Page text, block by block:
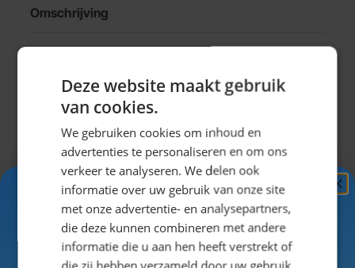
Omschrijving
Dirndl of tiroler jurkje nodig? Dirndl Gabrielle is
samengesteld om garant te staan voor een
supergezellig Oktoberfeestje!
Dirndl jurkje voor het Oktoberfest
De dirndl is het meestgedragen tiroler jurkje op het
Oktoberfest in München. Speciaal voor de
Nederlandse Oktoberfesten en Apres-ski feestjes
hebben wij de dirndl Gabrielle samengesteld. Dit
tiroler jurkje is van een uitstekende prijs/kwaliteit en
Deze website maakt gebruik
van cookies.
We gebruiken cookies om inhoud en
advertenties te personaliseren en om ons
verkeer te analyseren. We delen ook
informatie over uw gebruik van onze site
met onze advertentie- en analysepartners,
die deze kunnen combineren met andere
informatie die u aan hen heeft verstrekt of
Ontvang5%
KORTING!
Schrijf je nuin voor de nieuwsbrief en ontvang toegang